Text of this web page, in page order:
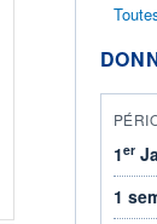
1er
1